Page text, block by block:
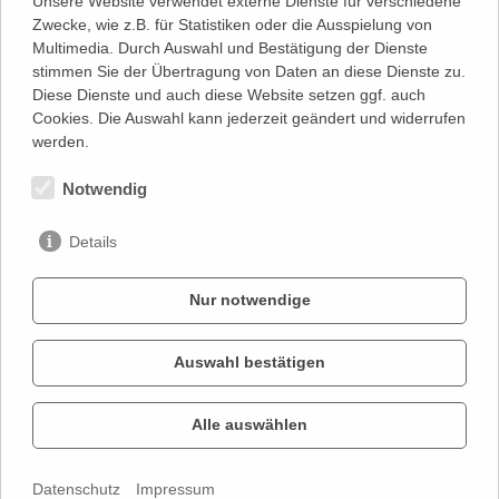
"Natürlich ist das alles bloß Klamauk. Und natürlich ist einem das
bald schnurzegal, weil doch das gekonnte Kitzeln der
Lachmuskeln eine der schönsten Lüste auf Gottes weiter Erde
provoziert... wo drei Männer für kurze 90 Minuten zwischen
rosaroter Travestie und harten Rhythmen viel Bein und Po
zum Spielplan
IMPRESSUM
Zwecke, wie z.B. für Statistiken oder die Ausspielung von
Multimedia. Durch Auswahl und Bestätigung der Dienste
stimmen Sie der Übertragung von Daten an diese Dienste zu.
Diese Dienste und auch diese Website setzen ggf. auch
Cookies. Die Auswahl kann jederzeit geändert und widerrufen
werden.
Notwendig
Details
Nur notwendige
Auswahl bestätigen
Alle auswählen
Datenschutz Impressum